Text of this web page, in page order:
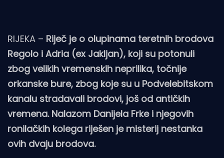
RIJEKA – Riječ je o olupinama teretnih brodova
Regolo i Adria (ex Jakljan), koji su potonuli
zbog velikih vremenskih neprilika, točnije
orkanske bure, zbog koje su u Podvelebitskom
kanalu stradavali brodovi, još od antičkih
vremena. Nalazom Danijela Frke i njegovih
ronilačkih kolega riješen je misterij nestanka
ovih dvaju brodova.